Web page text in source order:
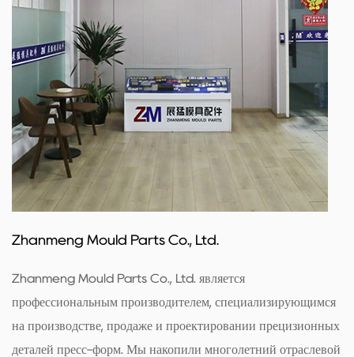
Zhanmeng Mould Parts Co., Ltd.
Zhanmeng Mould Parts Co., Ltd. является
профессиональным производителем, специализирующимся
на производстве, продаже и проектировании прецизионных
деталей пресс-форм. Мы накопили многолетний отраслевой